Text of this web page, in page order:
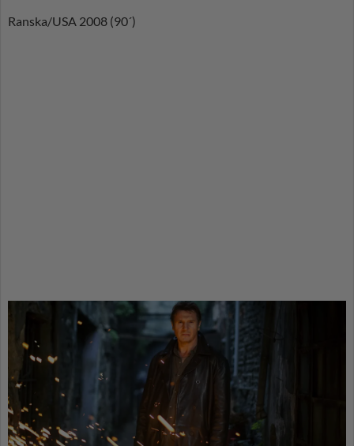
Ranska/USA 2008 (90´)